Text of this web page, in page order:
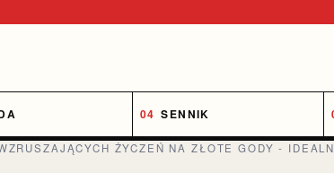
SENNIK
ŻYCZEŃ NA ZŁOTE GODY -